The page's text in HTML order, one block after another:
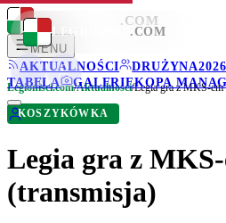
LEGIONISCI .COM
MENU
AKTUALNOŚCI
DRUŻYNA
TABELA
GALERIEKOPA
LEGIONISCI .COM
Legionisci.com/Aktualności/Legia gra z MKS-em
KOSZYKÓWKA
Legia gra z
(transmisja)